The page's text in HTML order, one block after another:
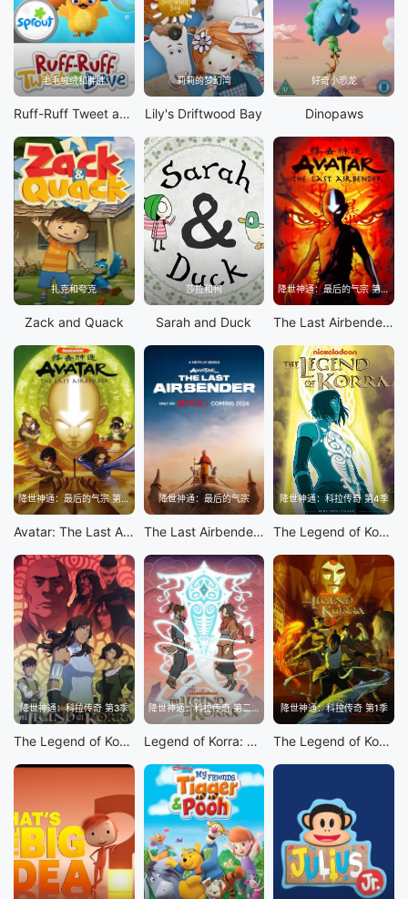
毛毛绒绒和胖胖
Ruff-Ruff Tweet and Dave
莉莉的梦幻湾
Lily's Driftwood Bay
好奇小恐龙
Dinopaws
扎克和夸克
Zack and Quack
莎拉和鸭
Sarah and Duck
降世神通：最后的气宗 第3季
The Last Airbender S3
降世神通：最后的气宗 第2季
Avatar: The Last Airbender S2
降世神通：最后的气宗
The Last Airbender S1
降世神通：科拉传奇 第4季
The Legend of Korra S4
降世神通：科拉传奇 第3季
The Legend of Korra Season 3
降世神通：科拉传奇 第二季
Legend of Korra: Book 2 Spirit
降世神通：科拉传奇 第1季
The Legend of Korra S1